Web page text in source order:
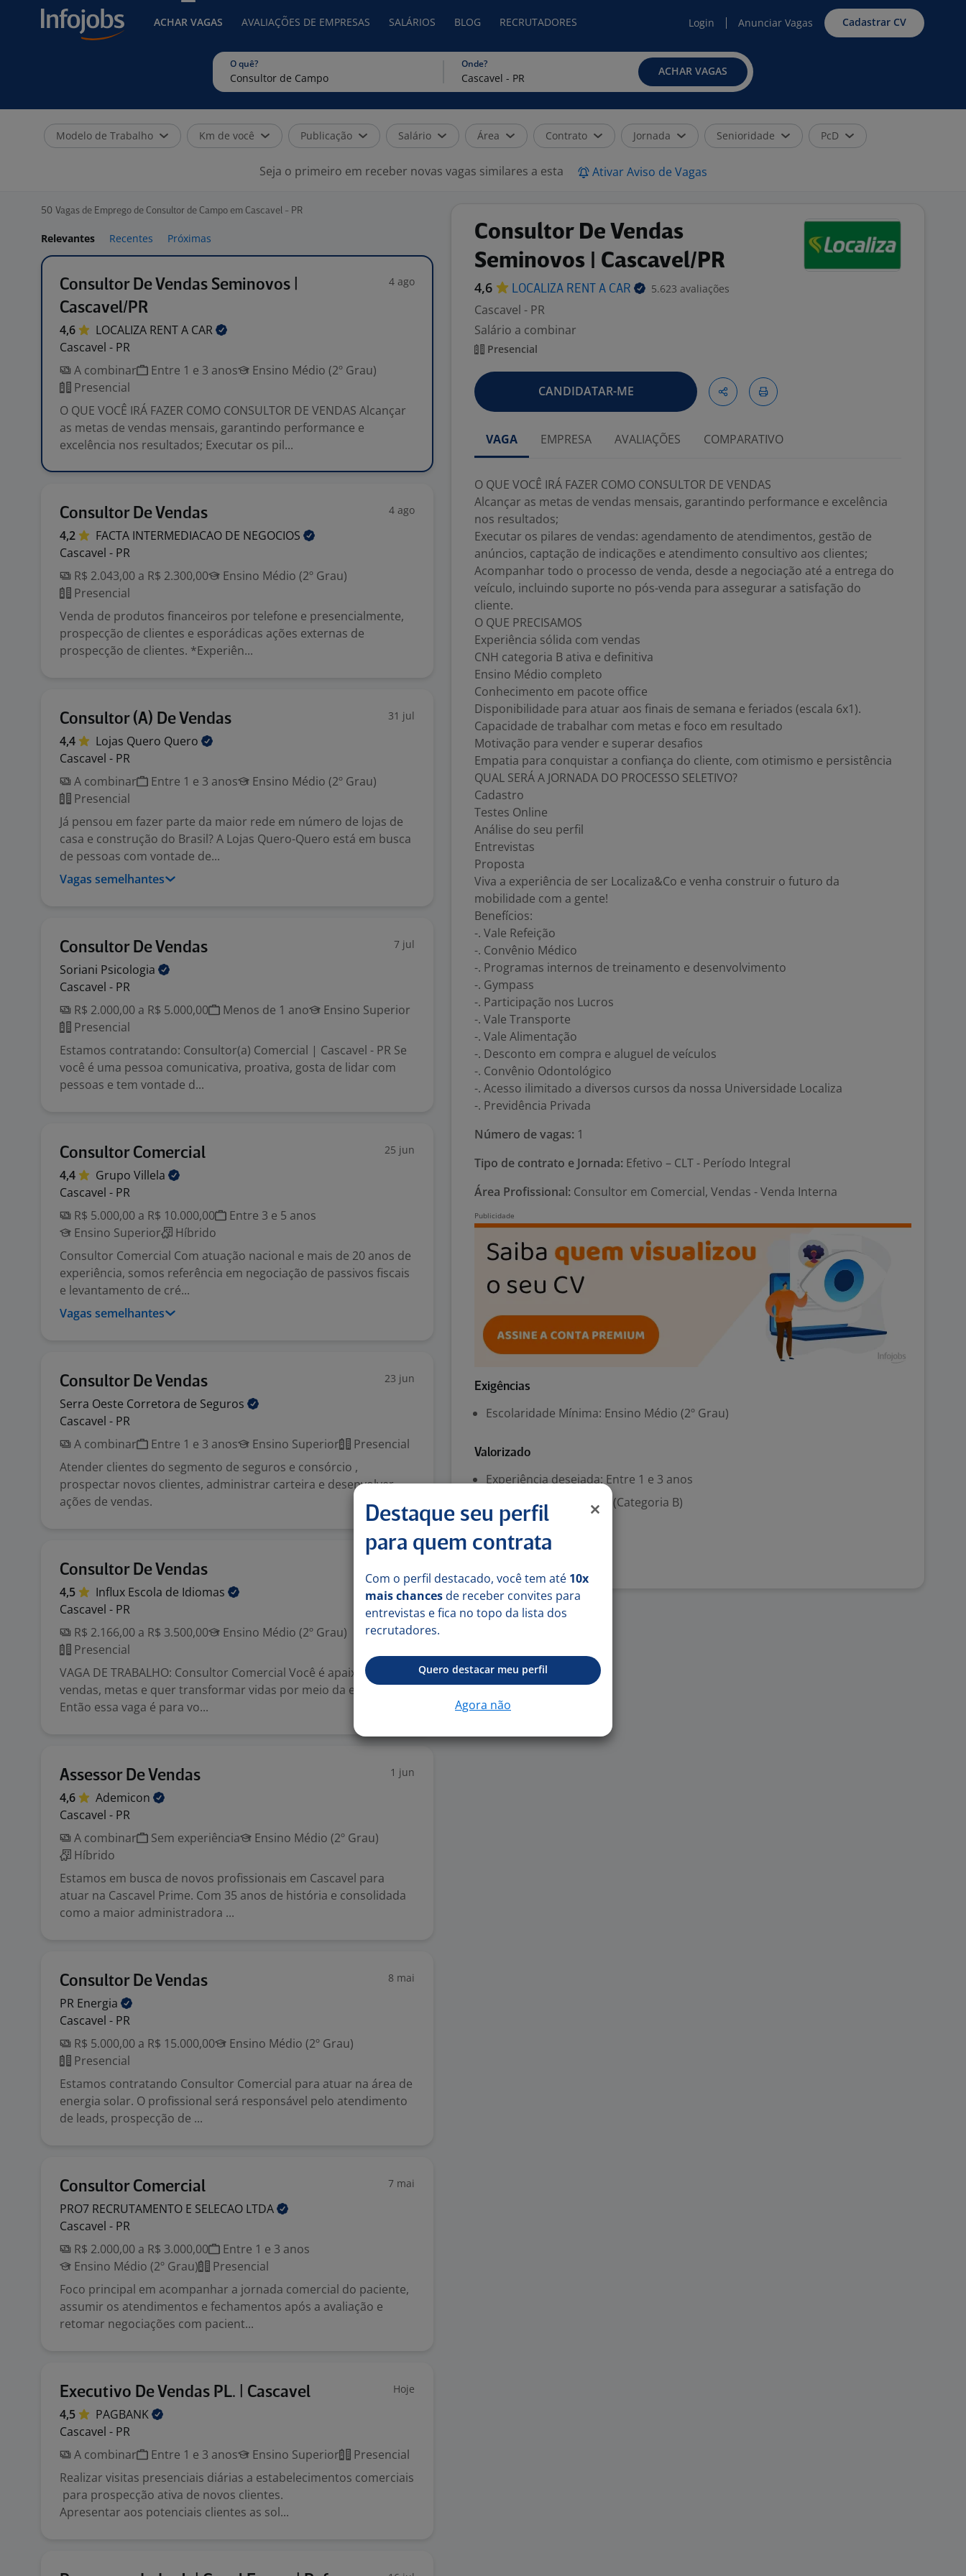
ACHAR VAGAS AVALIAÇÕES DE EMPRESAS SALÁRIOS BLOG RECRUTADORES Login Anunciar Vagas Cadastrar CV
O quê? Onde?
ACHAR VAGAS
Modelo de Trabalho Km de você Publicação Salário Área Contrato Jornada Senioridade PcD
Seja o primeiro em receber novas vagas similares a esta Ativar Aviso de Vagas
50 Vagas de Emprego de Consultor de Campo em Cascavel - PR
Relevantes Recentes Próximas
Consultor De Vendas Seminovos |
Cascavel/PR
4 ago
4,6 LOCALIZA RENT A CAR
Cascavel - PR
A combinar
Entre 1 e 3 anos
Ensino Médio (2º Grau)
Presencial
O QUE VOCÊ IRÁ FAZER COMO CONSULTOR DE VENDAS Alcançar
as metas de vendas mensais, garantindo performance e
excelência nos resultados; Executar os pil...
Consultor De Vendas 4 ago
4,2 FACTA INTERMEDIACAO DE NEGOCIOS
Cascavel - PR
R$ 2.043,00 a R$ 2.300,00
Ensino Médio (2º Grau)
Presencial
Venda de produtos financeiros por telefone e presencialmente,
prospecção de clientes e esporádicas ações externas de
prospecção de clientes. *Experiên...
Consultor (A) De Vendas 31 jul
4,4 Lojas Quero Quero
Cascavel - PR
A combinar
Entre 1 e 3 anos
Ensino Médio (2º Grau)
Presencial
Já pensou em fazer parte da maior rede em número de lojas de
casa e construção do Brasil? A Lojas Quero-Quero está em busca
de pessoas com vontade de...
Vagas semelhantes
Consultor De Vendas 7 jul
Soriani Psicologia
Cascavel - PR
R$ 2.000,00 a R$ 5.000,00
Menos de 1 ano
Ensino Superior
Presencial
Estamos contratando: Consultor(a) Comercial | Cascavel - PR Se
você é uma pessoa comunicativa, proativa, gosta de lidar com
pessoas e tem vontade d...
Consultor Comercial 25 jun
4,4 Grupo Villela
Cascavel - PR
R$ 5.000,00 a R$ 10.000,00
Entre 3 e 5 anos
Ensino Superior
Híbrido
Consultor Comercial Com atuação nacional e mais de 20 anos de
experiência, somos referência em negociação de passivos fiscais
e levantamento de cré...
Vagas semelhantes
Consultor De Vendas 23 jun
Serra Oeste Corretora de Seguros
Cascavel - PR
A combinar
Entre 1 e 3 anos Ensino Superior
Presencial
Atender clientes do segmento de seguros e consórcio ,
prospectar novos clientes, administrar carteira e desenvolver
ações de vendas.
Consultor De Vendas
4,5 Influx Escola de Idiomas
Cascavel - PR
R$ 2.166,00 a R$ 3.500,00
Ensino Médio (2º Grau)
Presencial
VAGA DE TRABALHO: Consultor Comercial Você é apaixonado por
vendas, metas e quer transformar vidas por meio da educação?
Então essa vaga é para vo...
Assessor De Vendas 1 jun
4,6
Ademicon
Cascavel - PR
A combinar
Sem experiência
Ensino Médio (2º Grau)
Híbrido
Estamos em busca de novos profissionais em Cascavel para
atuar na Cascavel Prime. Com 35 anos de história e consolidada
como a maior administradora ...
Consultor De Vendas 8 mai
PR Energia
Cascavel - PR
R$ 5.000,00 a R$ 15.000,00
Ensino Médio (2º Grau)
Presencial
Estamos contratando Consultor Comercial para atuar na área de
energia solar. O profissional será responsável pelo atendimento
de leads, prospecção de ...
Consultor Comercial 7 mai
PRO7 RECRUTAMENTO E SELECAO LTDA
Cascavel - PR
R$ 2.000,00 a R$ 3.000,00
Entre 1 e 3 anos
Ensino Médio (2º Grau)
Presencial
Foco principal em acompanhar a jornada comercial do paciente,
assumir os atendimentos e fechamentos após a avaliação e
retomar negociações com pacient...
Executivo De Vendas PL. | Cascavel Hoje
4,5
PAGBANK
Cascavel - PR
A combinar
Entre 1 e 3 anos Ensino Superior
Presencial
Realizar visitas presenciais diárias a estabelecimentos comerciais
para prospecção ativa de novos clientes.
Apresentar aos potenciais clientes as sol...
Consultor De Vendas
Seminovos | Cascavel/PR
4,6 LOCALIZA RENT A CAR 5.623 avaliações
Cascavel - PR
Salário a combinar
Presencial
CANDIDATAR-ME
VAGA EMPRESA AVALIAÇÕES COMPARATIVO
O QUE VOCÊ IRÁ FAZER COMO CONSULTOR DE VENDAS
Alcançar as metas de vendas mensais, garantindo performance e excelência
nos resultados;
Executar os pilares de vendas: agendamento de atendimentos, gestão de
anúncios, captação de indicações e atendimento consultivo aos clientes;
Acompanhar todo o processo de venda, desde a negociação até a entrega do
veículo, incluindo suporte no pós-venda para assegurar a satisfação do
cliente.
O QUE PRECISAMOS
Experiência sólida com vendas
CNH categoria B ativa e definitiva
Ensino Médio completo
Conhecimento em pacote office
Disponibilidade para atuar aos finais de semana e feriados (escala 6x1).
Capacidade de trabalhar com metas e foco em resultado
Motivação para vender e superar desafios
Empatia para conquistar a confiança do cliente, com otimismo e persistência
QUAL SERÁ A JORNADA DO PROCESSO SELETIVO?
Cadastro
Testes Online
Análise do seu perfil
Entrevistas
Proposta
Viva a experiência de ser Localiza&Co e venha construir o futuro da
mobilidade com a gente!
Benefícios:
-. Vale Refeição
-. Convênio Médico
-. Programas internos de treinamento e desenvolvimento
-. Gympass
-. Participação nos Lucros
-. Vale Transporte
-. Vale Alimentação
-. Desconto em compra e aluguel de veículos
-. Convênio Odontológico
-. Acesso ilimitado a diversos cursos da nossa Universidade Localiza
-. Previdência Privada
Número de vagas: 1
Tipo de contrato e Jornada: Efetivo – CLT - Período Integral
Área Profissional: Consultor em Comercial, Vendas - Venda Interna
Exigências
Escolaridade Mínima: Ensino Médio (2º Grau)
Valorizado
Experiência desejada: Entre 1 e 3 anos
Habilitação para dirigir (Categoria B)
Denunciar vaga
Destaque seu perfil
para quem contrata
Com o perfil destacado, você tem até 10x
mais chances de receber convites para
entrevistas e fica no topo da lista dos
recrutadores.
Quero destacar meu perfil
Agora não